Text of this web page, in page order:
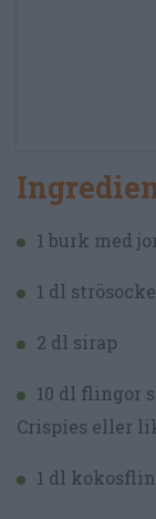
1 burk med
1 dl
2 dl sirap
10 dl flingor
Crispies eller
1 dl